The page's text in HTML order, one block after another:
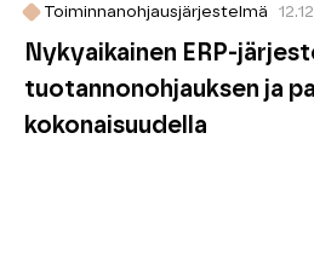
Toiminnanohjausjärjestelmä
Nykyaikainen ERP-
tuotannonohjauksen ja
kokonaisuudella